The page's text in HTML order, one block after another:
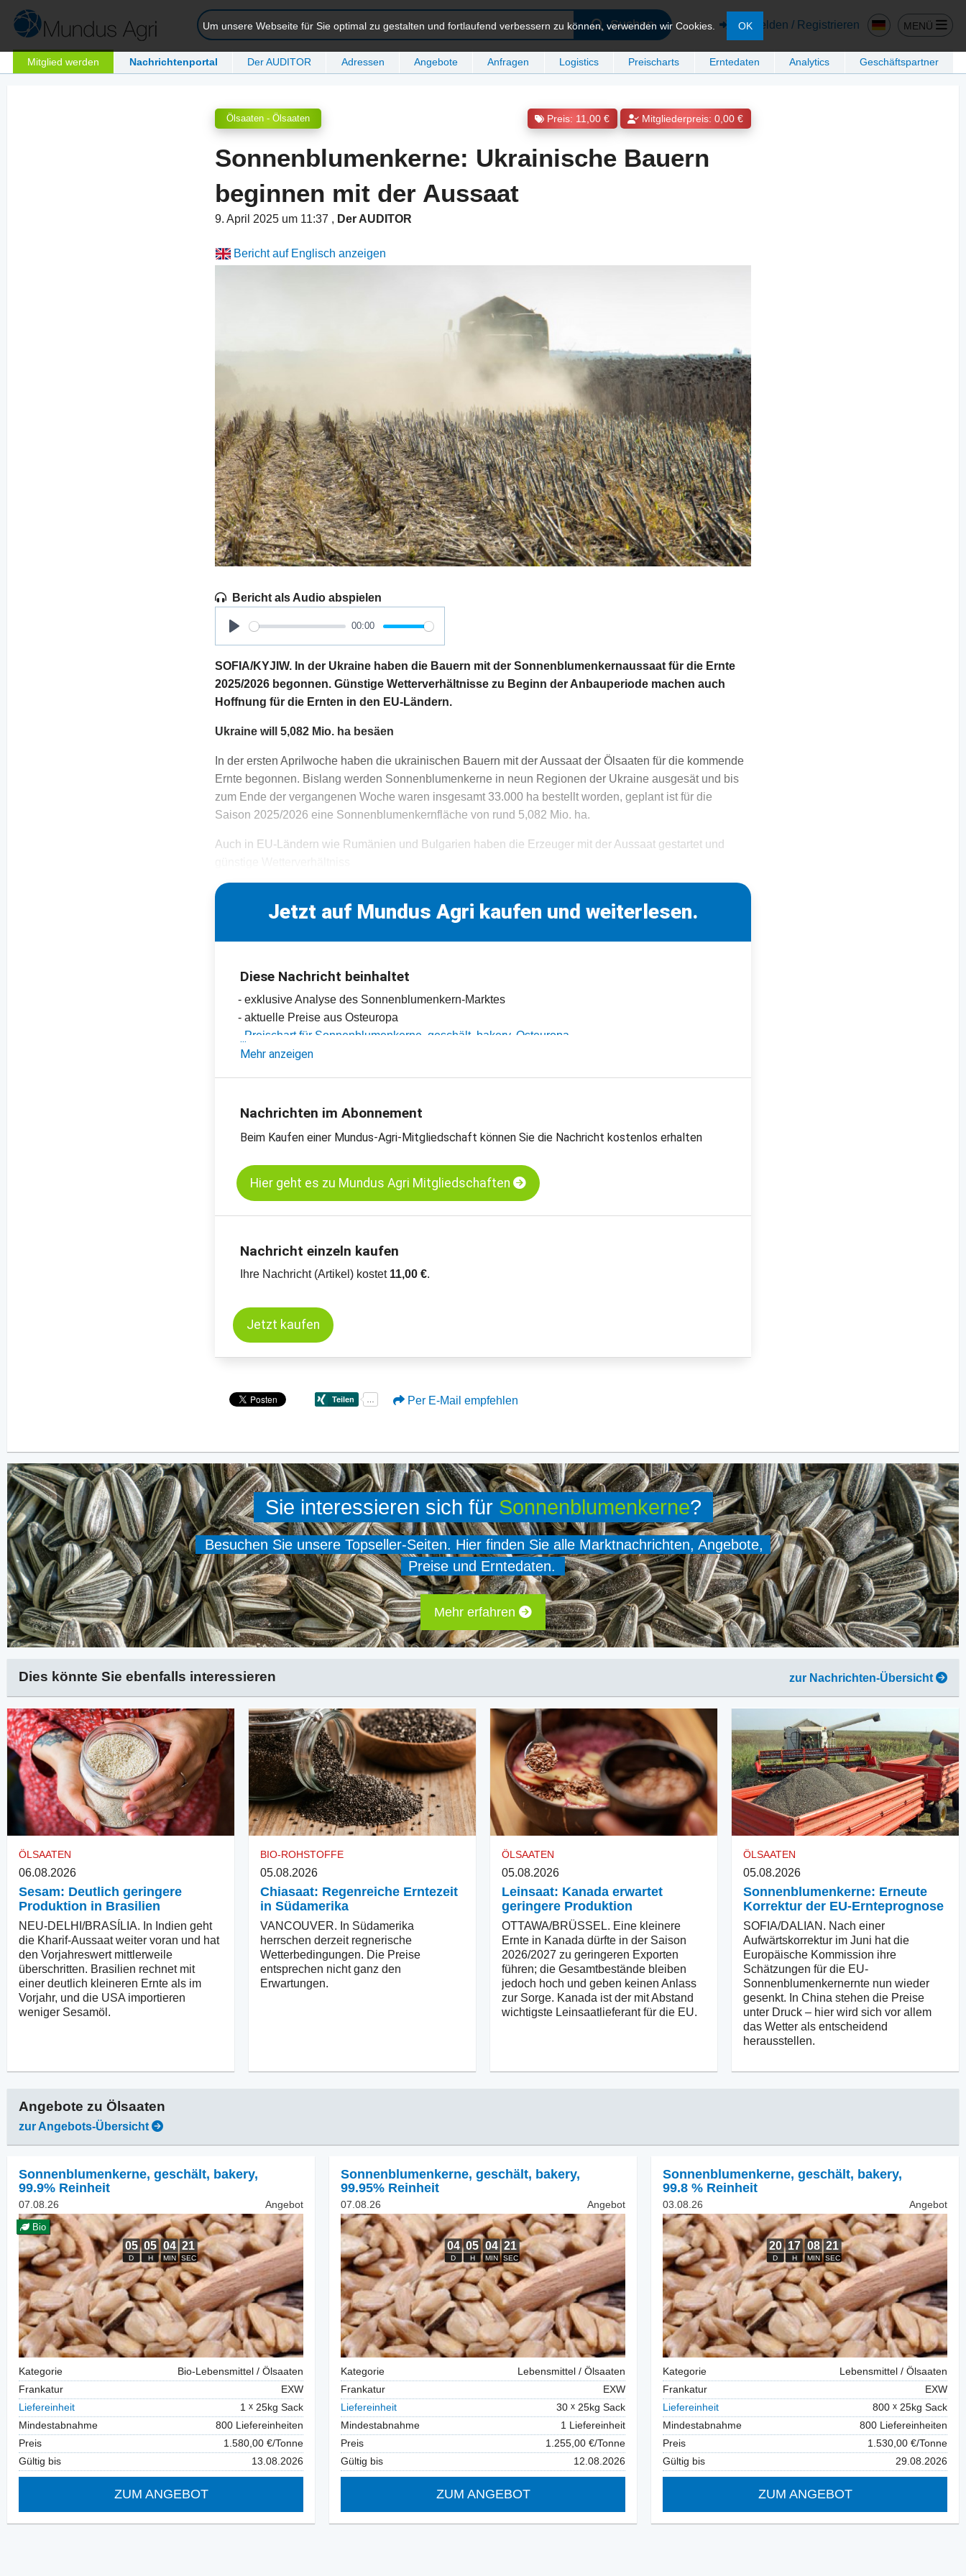
Suchen Anmelden / Registrieren MENÜ
Mitglied werden Nachrichtenportal Der AUDITOR Adressen Angebote Anfragen Logistics Preischarts Erntedaten Analytics Geschäftspartner
Um unsere Webseite für Sie optimal zu gestalten und fortlaufend verbessern zu können, verwenden wir Cookies. OK
Ölsaaten - Ölsaaten Preis: 11,00 € Mitgliederpreis: 0,00 €
Sonnenblumenkerne: Ukrainische Bauern
beginnen mit der Aussaat
9. April 2025 um 11:37 , Der AUDITOR
Bericht auf Englisch anzeigen
Bericht als Audio abspielen
Play
00:00
SOFIA/KYJIW. In der Ukraine haben die Bauern mit der Sonnenblumenkernaussaat für die Ernte
2025/2026 begonnen. Günstige Wetterverhältnisse zu Beginn der Anbauperiode machen auch
Hoffnung für die Ernten in den EU-Ländern.
Ukraine will 5,082 Mio. ha besäen
In der ersten Aprilwoche haben die ukrainischen Bauern mit der Aussaat der Ölsaaten für die kommende
Ernte begonnen. Bislang werden Sonnenblumenkerne in neun Regionen der Ukraine ausgesät und bis
zum Ende der vergangenen Woche waren insgesamt 33.000 ha bestellt worden, geplant ist für die
Saison 2025/2026 eine Sonnenblumenkernfläche von rund 5,082 Mio. ha.
Auch in EU-Ländern wie Rumänien und Bulgarien haben die Erzeuger mit der Aussaat gestartet und
Jetzt auf Mundus Agri kaufen und weiterlesen.
Diese Nachricht beinhaltet
- exklusive Analyse des Sonnenblumenkern-Marktes
- aktuelle Preise aus Osteuropa
Preischart für Sonnenblumenkerne, geschält, bakery, Osteuropa
-Preischart für Sonnenblumenkerne, ungeschält, schwarz, Bulgarien
Mehr anzeigen
Nachrichten im Abonnement
Beim Kaufen einer Mundus-Agri-Mitgliedschaft können Sie die Nachricht kostenlos erhalten
Hier geht es zu Mundus Agri Mitgliedschaften
Nachricht einzeln kaufen
Ihre Nachricht (Artikel) kostet 11,00 €.
Jetzt kaufen
Per E-Mail empfehlen
Sie interessieren sich für Sonnenblumenkerne?
Besuchen Sie unsere Topseller-Seiten. Hier finden Sie alle Marktnachrichten, Angebote,
Preise und Erntedaten.
Mehr erfahren
Dies könnte Sie ebenfalls interessieren zur Nachrichten-Übersicht
ÖLSAATEN
06.08.2026
Sesam: Deutlich geringere
Produktion in Brasilien
NEU-DELHI/BRASÍLIA. In Indien geht
die Kharif-Aussaat weiter voran und hat
den Vorjahreswert mittlerweile
überschritten. Brasilien rechnet mit
einer deutlich kleineren Ernte als im
Vorjahr, und die USA importieren
weniger Sesamöl.
BIO-ROHSTOFFE
05.08.2026
Chiasaat: Regenreiche Erntezeit
in Südamerika
VANCOUVER. In Südamerika
herrschen derzeit regnerische
Wetterbedingungen. Die Preise
entsprechen nicht ganz den
Erwartungen.
ÖLSAATEN
05.08.2026
Leinsaat: Kanada erwartet
geringere Produktion
OTTAWA/BRÜSSEL. Eine kleinere
Ernte in Kanada dürfte in der Saison
2026/2027 zu geringeren Exporten
führen; die Gesamtbestände bleiben
jedoch hoch und geben keinen Anlass
zur Sorge. Kanada ist der mit Abstand
wichtigste Leinsaatlieferant für die EU.
ÖLSAATEN
05.08.2026
Sonnenblumenkerne: Erneute
Korrektur der EU-Ernteprognose
SOFIA/DALIAN. Nach einer
Aufwärtskorrektur im Juni hat die
Europäische Kommission ihre
Schätzungen für die EU-
Sonnenblumenkernernte nun wieder
gesenkt. In China stehen die Preise
unter Druck – hier wird sich vor allem
das Wetter als entscheidend
herausstellen.
Angebote zu Ölsaaten
zur Angebots-Übersicht
Sonnenblumenkerne, geschält, bakery,
99.9% Reinheit
07.08.26 Angebot
Bio
Kategorie
Bio-Lebensmittel / Ölsaaten
Frankatur
EXW
Liefereinheit
1
25kg Sack
Mindestabnahme
800 Liefereinheiten
Preis
1.580,00 €/Tonne
Gültig bis
13.08.2026
ZUM ANGEBOT
Sonnenblumenkerne, geschält, bakery,
99.95% Reinheit
07.08.26 Angebot
Kategorie
Lebensmittel / Ölsaaten
Frankatur
EXW
Liefereinheit
30
25kg Sack
Mindestabnahme
1 Liefereinheit
Preis
1.255,00 €/Tonne
Gültig bis
12.08.2026
ZUM ANGEBOT
Sonnenblumenkerne, geschält, bakery,
99.8 % Reinheit
03.08.26 Angebot
Kategorie
Lebensmittel / Ölsaaten
Frankatur
EXW
Liefereinheit
800
25kg Sack
Mindestabnahme
800 Liefereinheiten
Preis
1.530,00 €/Tonne
Gültig bis
29.08.2026
ZUM ANGEBOT